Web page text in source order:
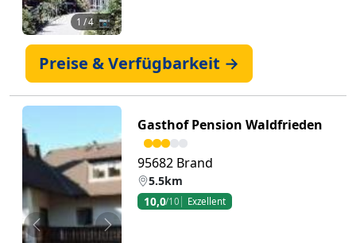
1 / 4 📷
Preise & Verfügbarkeit →
Zurück Weiter
Gasthof Pension Waldfrieden
95682 Brand
5.5km
10,0/10 Exzellent